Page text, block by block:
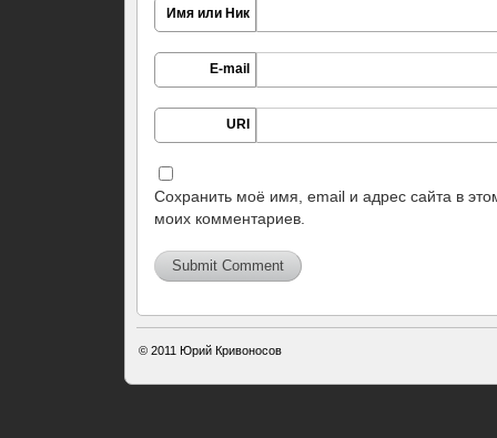
Имя или Ник
E-mail
URI
Сохранить моё имя, email и адрес сайта в
моих комментариев.
© 2011 Юрий Кривоносов